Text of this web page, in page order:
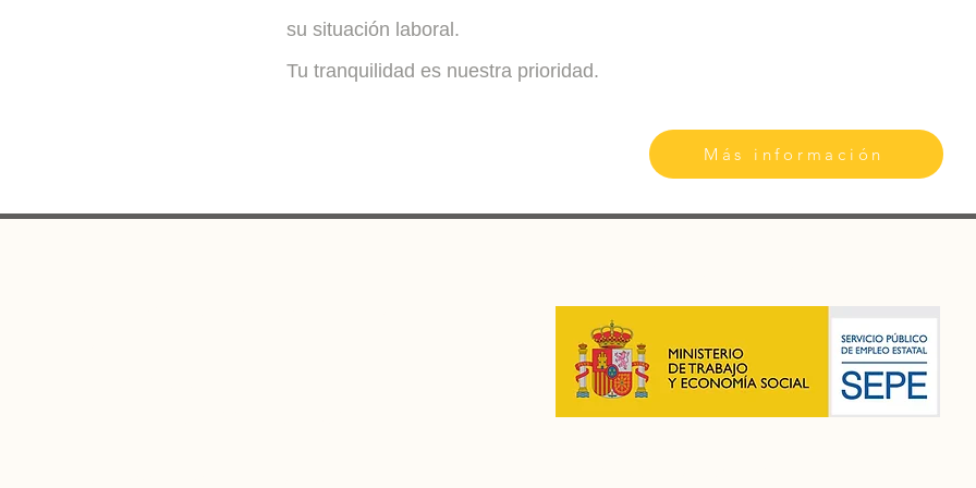
su situación laboral.
Tu tranquilidad es nuestra prioridad.
Más información